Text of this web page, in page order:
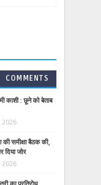
COMMENTS
काशी : छूने को बेताब
2026
की समीक्षा बैठक की,
दिया जोर
2026